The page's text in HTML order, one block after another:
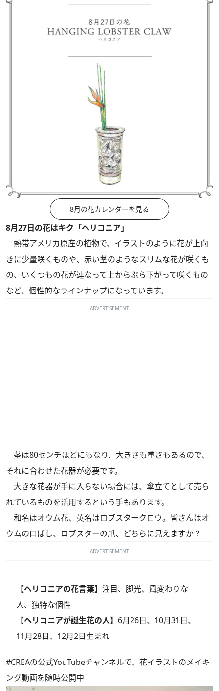
8月の花カレンダーを見る
8月27日の花はキク「ヘリコニア」
熱帯アメリカ原産の植物で、イラストのように花が上向
きに少量咲くものや、赤い茎のようなスリムな花が咲くも
の、いくつもの花が連なって上からぶら下がって咲くもの
など、個性的なラインナップになっています。
ADVERTISEMENT
茎は80センチほどにもなり、大きさも重さもあるので、
それに合わせた花器が必要です。
大きな花器が手に入らない場合には、傘立てとして売ら
れているものを活用するという手もあります。
和名はオウム花、英名はロブスタークロウ。皆さんはオ
ウムの口ばし、ロブスターの爪、どちらに見えますか？
ADVERTISEMENT
【ヘリコニアの花言葉】 注目、脚光、風変わりな
人、独特な個性
【ヘリコニアが誕生花の人】 6月26日、10月31日、
11月28日、12月2日生まれ
#CREAの公式YouTubeチャンネルで、花イラストのメイキ
ング動画を随時公開中！